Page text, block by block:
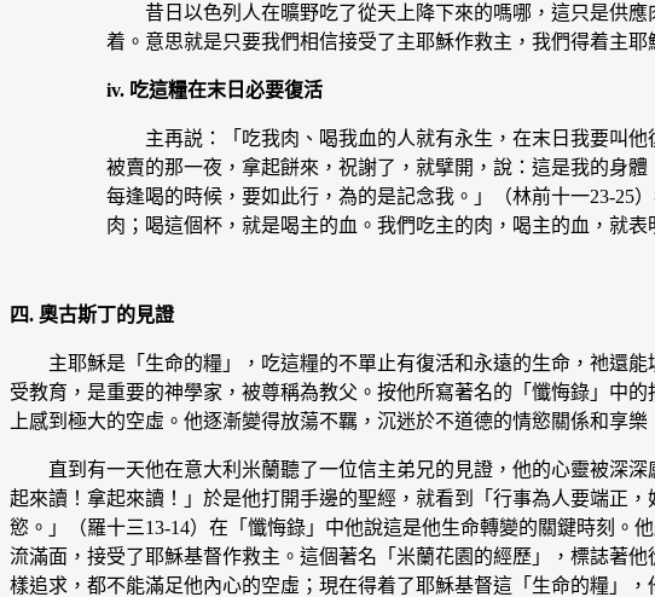
昔日以色列人在曠野吃了從天上降下來的嗎哪，這只是供應
着。意思就是只要我們相信接受了主耶穌作救主，我們得着主
iv. 吃這糧在末日必要復活
主再説：「吃我肉、喝我血的人就有永生，在末日我要叫他
被賣的那一夜，拿起餅來，祝謝了，就擘開，說：這是我的身
每逢喝的時候，要如此行，為的是記念我。」（林前十一23-25
肉；喝這個杯，就是喝主的血。我們吃主的肉，喝主的血，就
四. 奧古斯丁的見證
主耶穌是「生命的糧」，吃這糧的不單止有復活和永遠的生命，祂還能
受教育，是重要的神學家，被尊稱為教父。按他所寫著名的「懺悔錄」中
上感到極大的空虛。他逐漸變得放蕩不羈，沉迷於不道德的情慾關係和享
直到有一天他在意大利米蘭聽了一位信主弟兄的見證，他的心靈被深深
起來讀！拿起來讀！」於是他打開手邊的聖經，就看到「行事為人要端正
慾。」（羅十三13-14）在「懺悔錄」中他說這是他生命轉變的關鍵時刻
流滿面，接受了耶穌基督作救主。這個著名「米蘭花園的經歷」，標誌著
樣追求，都不能滿足他內心的空虛；現在得着了耶穌基督這「生命的糧」